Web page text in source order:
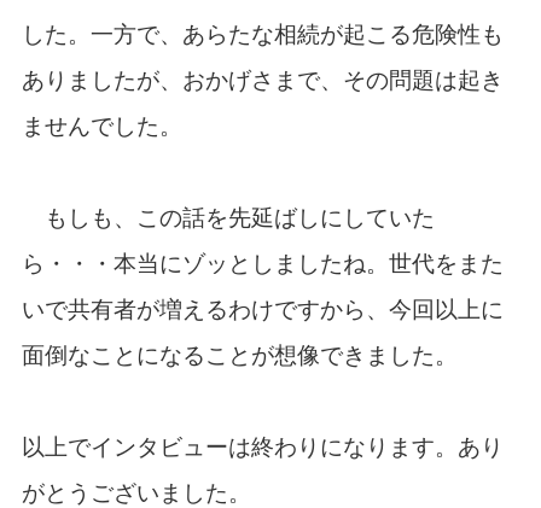
した。一方で、あらたな相続が起こる危険性も
ありましたが、おかげさまで、その問題は起き
ませんでした。
もしも、この話を先延ばしにしていた
ら・・・本当にゾッとしましたね。世代をまた
いで共有者が増えるわけですから、今回以上に
面倒なことになることが想像できました。
以上でインタビューは終わりになります。あり
がとうございました。